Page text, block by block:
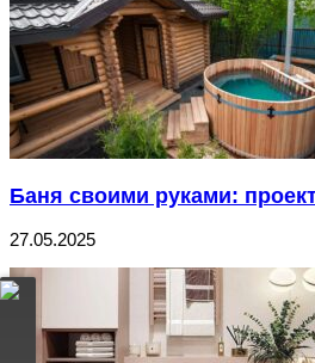
Баня своими руками:
27.05.2025